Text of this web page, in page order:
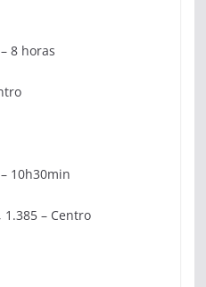
8 horas
10h30min
– Centro